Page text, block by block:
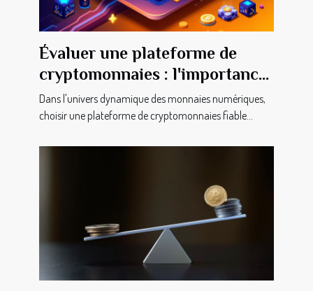
Évaluer une plateforme de
cryptomonnaies : l'importance
des avis clients
Dans l'univers dynamique des monnaies numériques,
choisir une plateforme de cryptomonnaies fiable...